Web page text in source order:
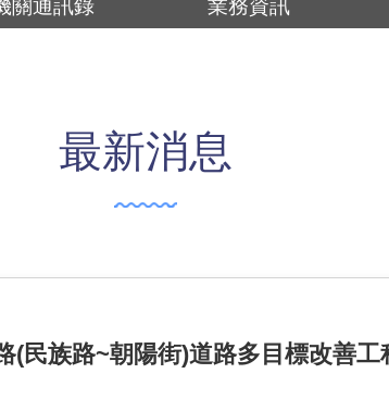
關通訊錄 業務資訊
最新消息
(民族路~朝陽街)道路多目標改善工